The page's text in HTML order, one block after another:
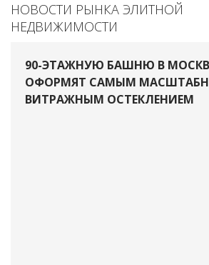
НОВОСТИ РЫНКА ЭЛИТНОЙ
НЕДВИЖИМОСТИ
90-ЭТАЖНУЮ БАШНЮ В
ОФОРМЯТ САМЫМ
ВИТРАЖНЫМ ОСТЕКЛЕНИЕМ